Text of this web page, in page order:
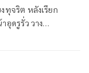
ทุจริต หลังเรียก
อุดรูรั่ว วาง